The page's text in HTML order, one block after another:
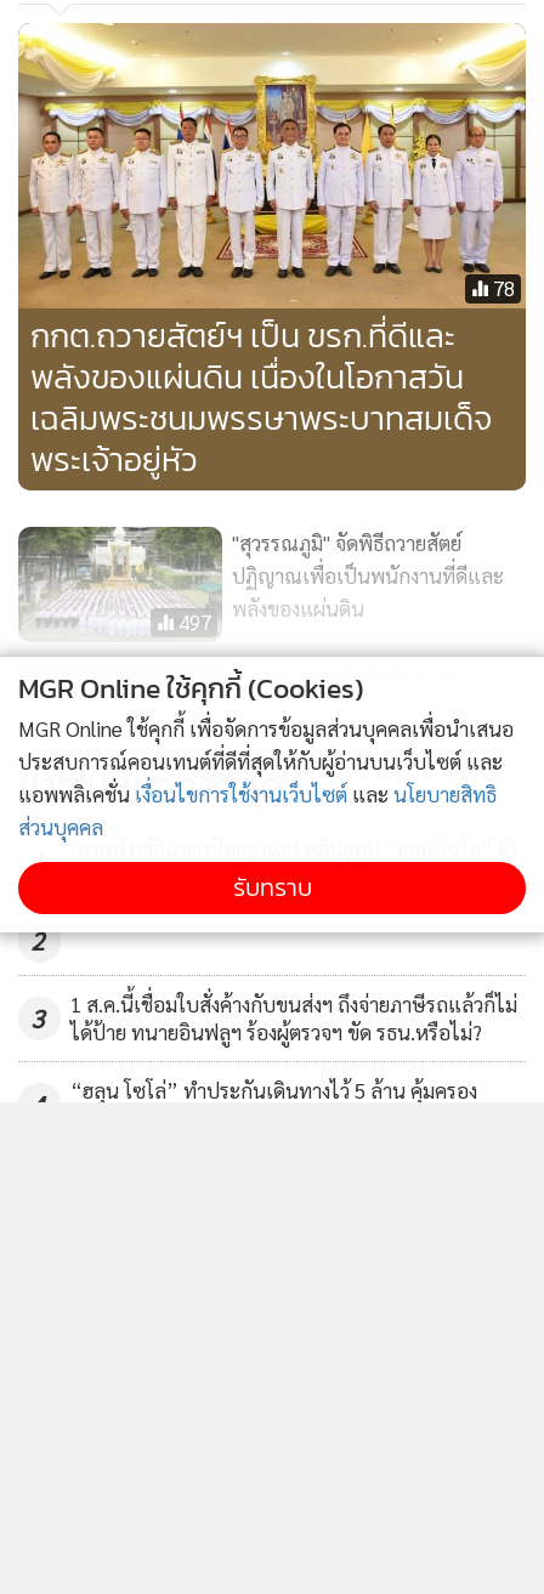
78
กกต.ถวายสัตย์ฯ เป็น ขรก.ที่ดีและ
พลังของแผ่นดิน เนื่องในโอกาสวัน
เฉลิมพระชนมพรรษาพระบาทสมเด็จ
พระเจ้าอยู่หัว
497
"สุวรรณภูมิ" จัดพิธีถวายสัตย์
ปฏิญาณเพื่อเป็นพนักงานที่ดีและ
พลังของแผ่นดิน
11,817
อย่าอ้างความภักดีเพื่อแก้ 112
ในหลวง ทรงพระกรุณาโปรดเกล้าฯ
ราชานุเคราะห์
แสดงเพิ่มเติม
ข่าวในหมวดล่าสุด
1
มีลิขสิทธิ์ 50 ปี ทายาทรับสิทธิต่อได้
2
3
1 ส.ค.นี้เชื่อมใบสั่งค้างกับขนส่งฯ ถึงจ่ายภาษีรถแล้วก็ไม่
ได้ป้าย ทนายอินฟลูฯ ร้องผู้ตรวจฯ ขัด รธน.หรือไม่?
4
“ฮลุน โซโล่” ทำประกันเดินทางไว้ 5 ล้าน คุ้มครอง
MGR Online ใช้คุกกี้ (Cookies)
MGR Online ใช้คุกกี้ เพื่อจัดการข้อมูลส่วนบุคคลเพื่อนำเสนอ
ประสบการณ์คอนเทนต์ที่ดีที่สุดให้กับผู้อ่านบนเว็บไซต์ และ
แอพพลิเคชั่น เงื่อนไขการใช้งานเว็บไซต์ และ นโยบายสิทธิ
ส่วนบุคคล
รับทราบ